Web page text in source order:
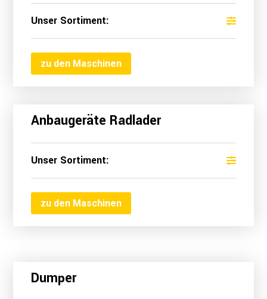
Unser Sortiment:
zu den Maschinen
Anbaugeräte Radlader
Unser Sortiment:
zu den Maschinen
Dumper